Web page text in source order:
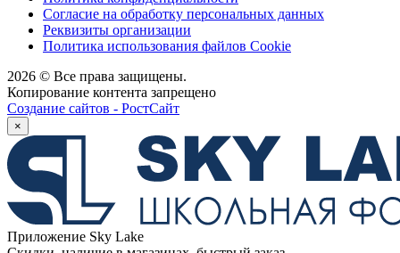
Согласие на обработку персональных данных
Реквизиты организации
Политика использования файлов Cookie
2026 © Все права защищены.
Копирование контента запрещено
Создание сайтов - РостСайт
×
Приложение Sky Lake